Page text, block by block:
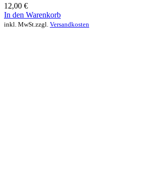
12,00 €
In den Warenkorb
inkl. MwSt.zzgl. Versandkosten